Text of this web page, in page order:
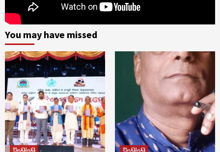
You may have missed
ଅନ୍ୟାନ୍ୟ ଅନ୍ୟାନ୍ୟ